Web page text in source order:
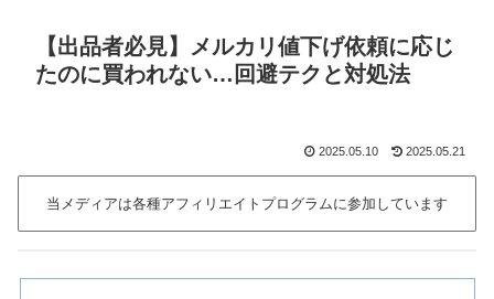
【出品者必見】メルカリ値下げ依頼に応じ
たのに買われない…回避テクと対処法
2025.05.10 2025.05.21
当メディアは各種アフィリエイトプログラムに参加しています